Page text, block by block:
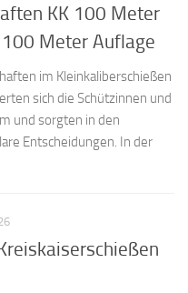
KK 100 Meter
Meter Auflage
im Kleinkaliberschießen
sich die Schützinnen und
und sorgten in den
Entscheidungen. In der